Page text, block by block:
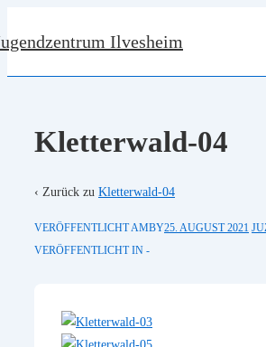
Zum
Ilvesheim
Kletterwald-04
‹ Zurück zu Kletterwald-04
VERÖFFENTLICHT AMBY25. AUGUST 2021
VERÖFFENTLICHT IN